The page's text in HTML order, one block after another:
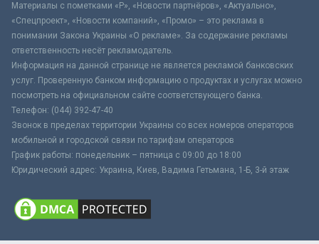
Материалы с пометками «Р», «Новости партнёров», «Актуально»,
«Спецпроект», «Новости компаний», «Промо» – это реклама в
понимании Закона Украины «О рекламе». За содержание рекламы
ответственность несёт рекламодатель.
Информация на данной странице не является рекламой банковских
услуг. Проверенную банком информацию о продуктах и услугах можно
посмотреть на официальном сайте соответствующего банка.
Телефон: (044) 392-47-40
Звонок в пределах территории Украины со всех номеров операторов
мобильной и городской связи по тарифам операторов
График работы: понедельник – пятница с 09:00 до 18:00
Юридический адрес: Украина, Киев, Вадима Гетьмана, 1-Б, 3-й этаж